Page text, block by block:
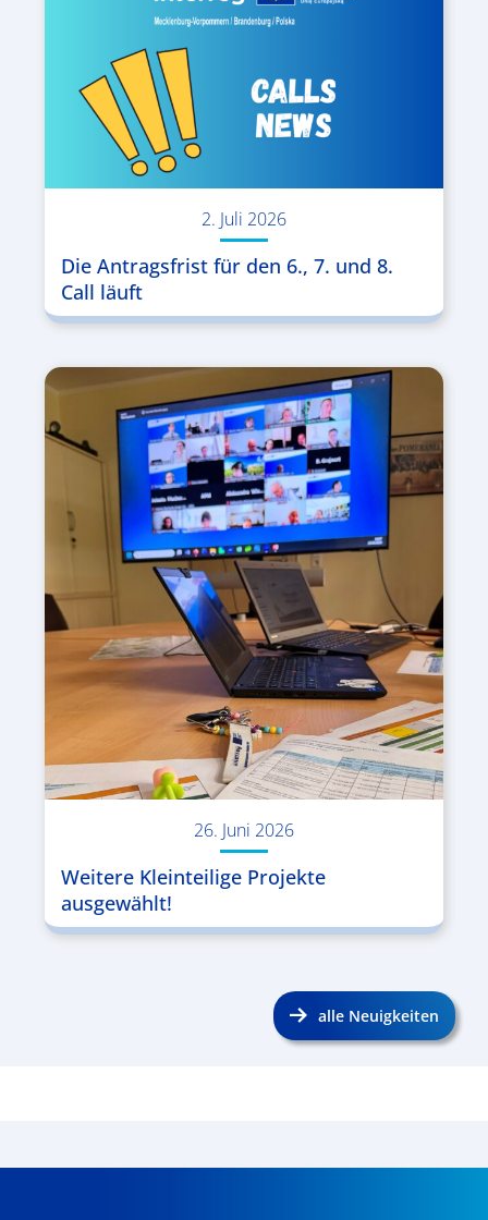
2. Juli 2026
Die Antragsfrist für den 6., 7. und 8.
Call läuft
26. Juni 2026
Weitere Kleinteilige Projekte
ausgewählt!
alle Neuigkeiten